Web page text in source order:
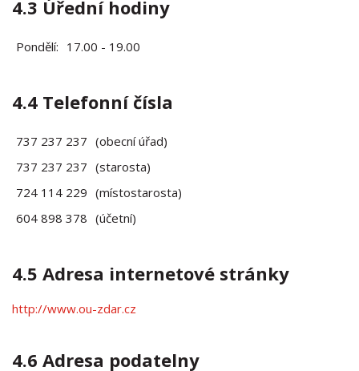
4.3 Úřední hodiny
Pondělí: 17.00 - 19.00
4.4 Telefonní čísla
737 237 237 (obecní úřad)
737 237 237 (starosta)
724 114 229 (místostarosta)
604 898 378 (účetní)
4.5 Adresa internetové stránky
http://www.ou-zdar.cz
4.6 Adresa podatelny